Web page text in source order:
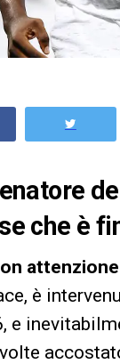
che è
è
e